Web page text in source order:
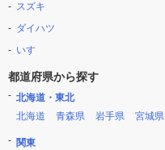
スズキ
ダイハツ
いすゞ
都道府県から探す
北海道・東北
北海道
青森県 岩手県 宮城県
関東